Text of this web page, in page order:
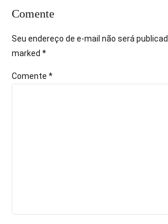
Comente
Seu endereço de e-mail não será
marked *
Comente *